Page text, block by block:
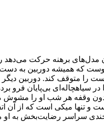
برهنه حرکت می‌دهد
که همیشه دوربین به دست
را متوقف کند. دوربین
سیاهچاله‌ای بی‌پایان
هر شب او را مشوش
میکی است که از آن
سراسر رضایت‌بخش به او